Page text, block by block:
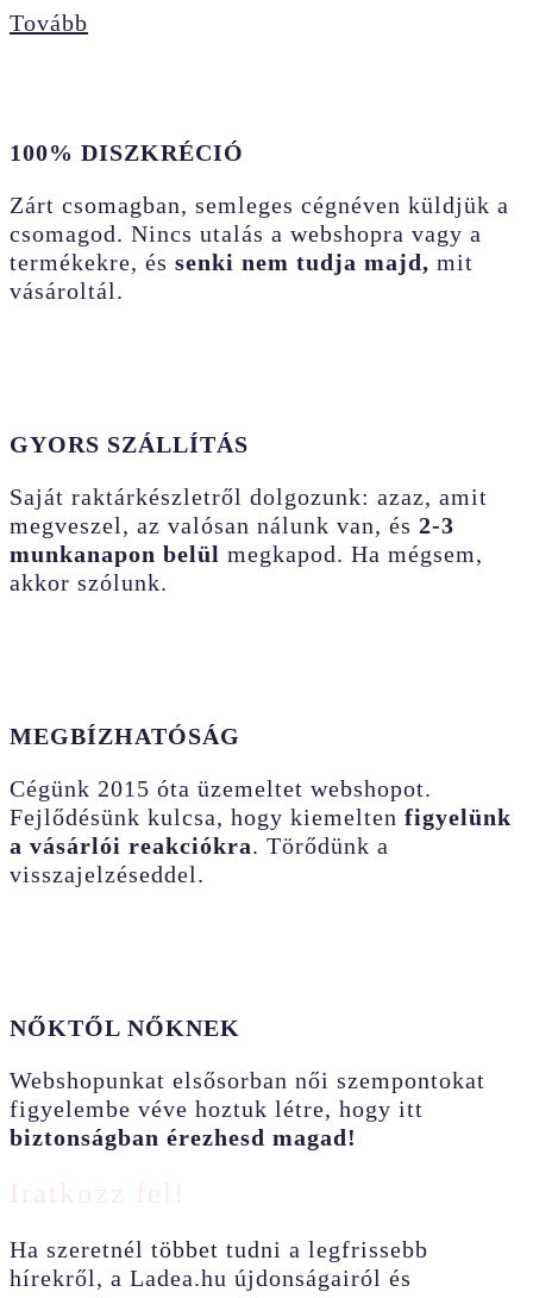
Tovább
100% DISZKRÉCIÓ
Zárt csomagban, semleges cégnéven küldjük a
csomagod. Nincs utalás a webshopra vagy a
termékekre, és senki nem tudja majd, mit
vásároltál.
GYORS SZÁLLÍTÁS
Saját raktárkészletről dolgozunk: azaz, amit
megveszel, az valósan nálunk van, és 2-3
munkanapon belül megkapod. Ha mégsem,
akkor szólunk.
MEGBÍZHATÓSÁG
Cégünk 2015 óta üzemeltet webshopot.
Fejlődésünk kulcsa, hogy kiemelten figyelünk
a vásárlói reakciókra. Törődünk a
visszajelzéseddel.
NŐKTŐL NŐKNEK
Webshopunkat elsősorban női szempontokat
figyelembe véve hoztuk létre, hogy itt
biztonságban érezhesd magad!
Ha szeretnél többet tudni a legfrissebb
hírekről, a Ladea.hu újdonságairól és